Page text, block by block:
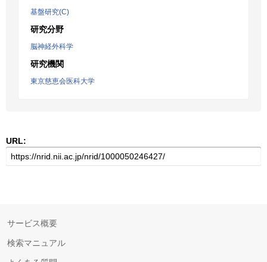
基盤研究(C)
研究分野
脳神経外科学
研究機関
東京慈恵会医科大学
URL:
サービス概要
検索マニュアル